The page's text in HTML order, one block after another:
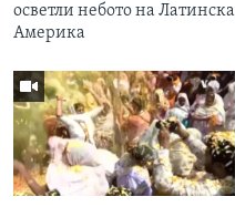
осветли небото на Латинска
Америка